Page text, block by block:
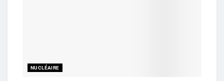
NUCLÉAIRE